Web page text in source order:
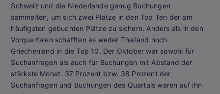
Schweiz und die Niederlande genug Buchungen
sammelten, um sich zwei Plätze in den Top Ten der am
häufigsten gebuchten Plätze zu sichern. Anders als in den
Vorquartalen schafften es weder Thailand noch
Griechenland in die Top 10. Der Oktober war sowohl für
Suchanfragen als auch für Buchungen mit Abstand der
stärkste Monat. 37 Prozent bzw. 38 Prozent der
Suchanfragen und Buchungen des Quartals waren auf ihn